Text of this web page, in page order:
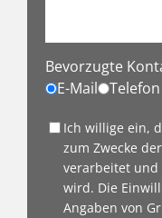
Bevorzugte
E-Mail
Telefon
Ich willige ein,
zum Zwecke
verarbeitet und
wird. Die
Angaben von